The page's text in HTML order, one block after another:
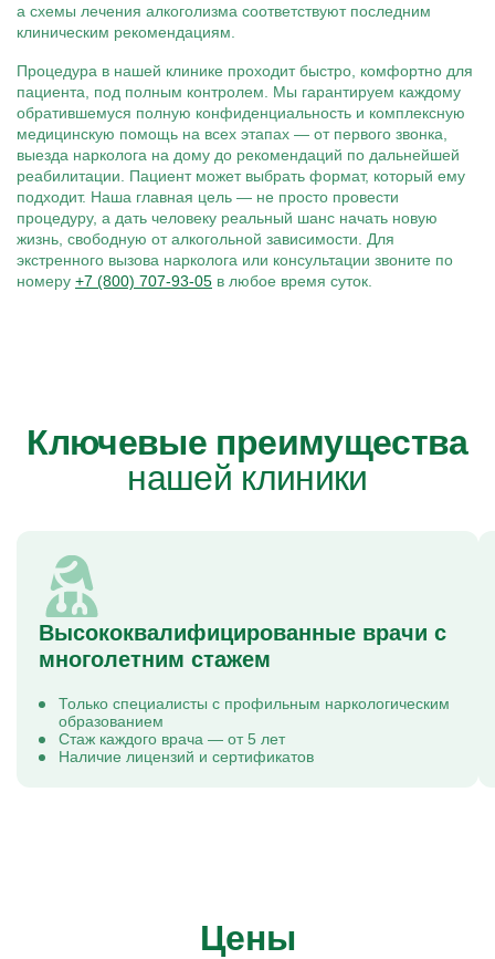
а схемы лечения алкоголизма соответствуют последним
клиническим рекомендациям.
Процедура в нашей клинике проходит быстро, комфортно для
пациента, под полным контролем. Мы гарантируем каждому
обратившемуся полную конфиденциальность и комплексную
медицинскую помощь на всех этапах — от первого звонка,
выезда нарколога на дому до рекомендаций по дальнейшей
реабилитации. Пациент может выбрать формат, который ему
подходит. Наша главная цель — не просто провести
процедуру, а дать человеку реальный шанс начать новую
жизнь, свободную от алкогольной зависимости. Для
экстренного вызова нарколога или консультации звоните по
номеру +7 (800) 707-93-05 в любое время суток.
Ключевые преимущества
нашей клиники
Высококвалифицированные врачи с
многолетним стажем
Только специалисты с профильным наркологическим
образованием
Стаж каждого врача — от 5 лет
Наличие лицензий и сертификатов
Цены